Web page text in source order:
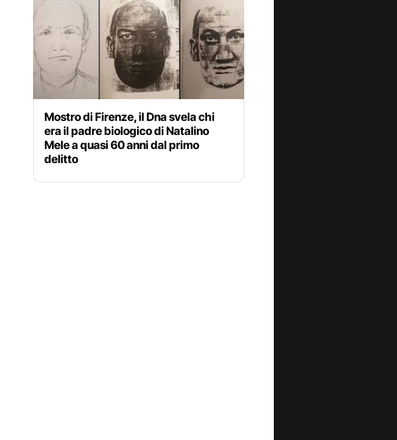
Mostro di Firenze, il Dna svela chi
era il padre biologico di Natalino
Mele a quasi 60 anni dal primo
delitto